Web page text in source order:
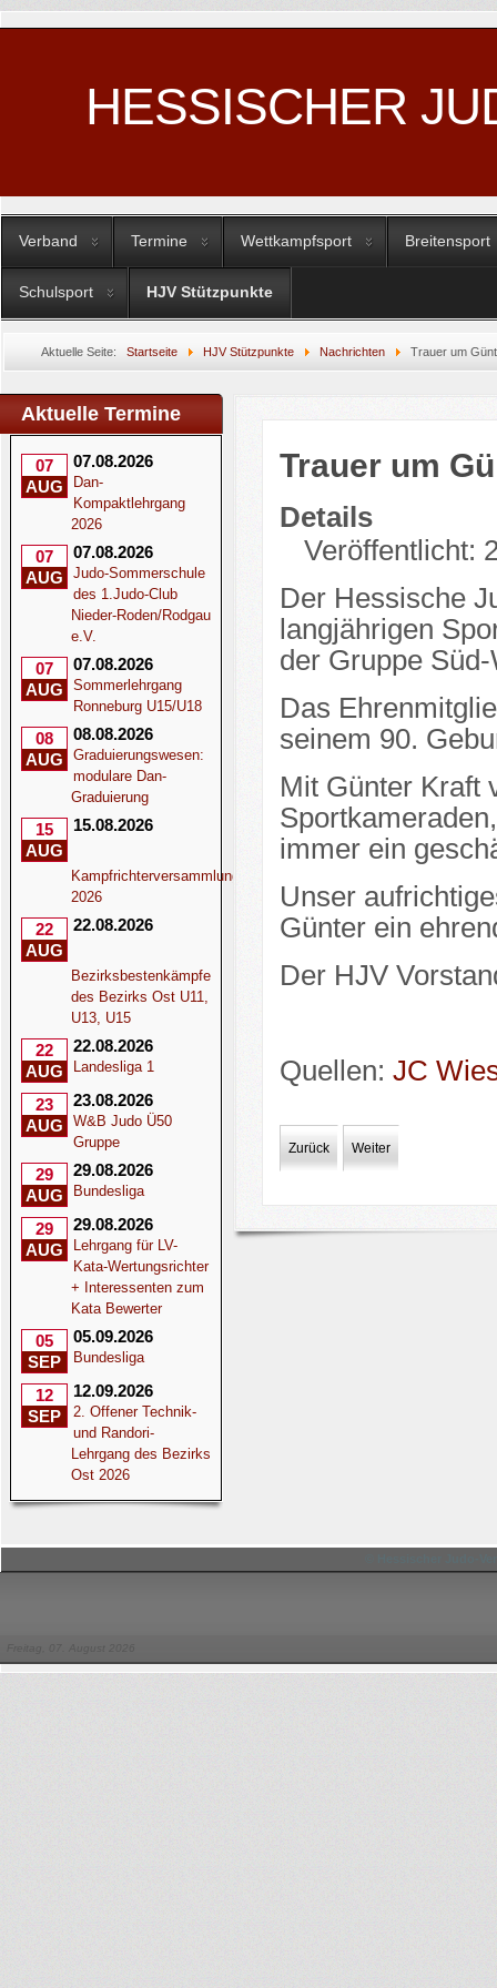
HESSISCHER
Verband Termine Wettkampfsport Breitensport
Schulsport HJV Stützpunkte
Aktuelle Seite: Startseite HJV Stützpunkte Nachrichten Trauer um
Aktuelle Termine
07
AUG
07.08.2026
Dan-
Kompaktlehrgang
2026
07
AUG
07.08.2026
Judo-Sommerschule
des 1.Judo-Club
Nieder-Roden/Rodgau
e.V.
07
AUG
07.08.2026
Sommerlehrgang
Ronneburg U15/U18
08
AUG
08.08.2026
Graduierungswesen:
modulare Dan-
Graduierung
15
AUG
15.08.2026
Kampfrichterversammlung
2026
22
AUG
22.08.2026
Bezirksbestenkämpfe
des Bezirks Ost U11,
U13, U15
22
AUG
22.08.2026
Landesliga 1
23
AUG
23.08.2026
W&B Judo Ü50
Gruppe
29
AUG
29.08.2026
Bundesliga
29
AUG
29.08.2026
Lehrgang für LV-
Kata-Wertungsrichter
+ Interessenten zum
Kata Bewerter
05
SEP
05.09.2026
Bundesliga
12
SEP
12.09.2026
2. Offener Technik-
und Randori-
Lehrgang des Bezirks
Ost 2026
Trauer um
Details
Veröffentlicht:
Der Hessische
langjährigen
der Gruppe
Das
seinem 90.
Mit Günter Kraft
immer ein
Unser
Günter ein
Der HJV
Quellen: JC
Zurück Weiter